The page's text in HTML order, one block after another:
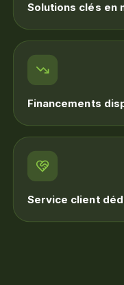
Solutions clés en
Financements
Service client